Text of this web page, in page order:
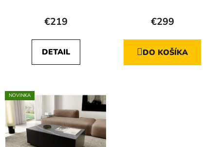
hodnotenie
je
5,0
hviezdičiek.
€219
DETAIL
€299
DO KOŠÍKA
NOVINKA